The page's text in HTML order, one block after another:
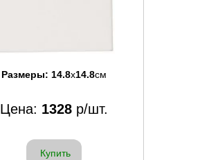
Размеры: 14.8x14.8см
Цена: 1328 р/шт.
Купить